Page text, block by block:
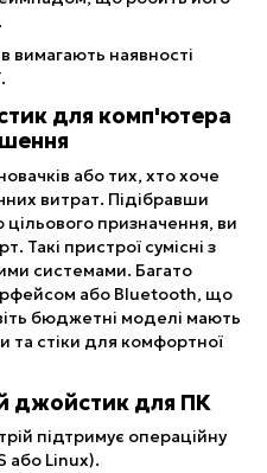
вимагають наявності
для комп'ютера
або тих, хто хоче
витрат. Підібравши
призначення, ви
Такі пристрої сумісні з
системами. Багато
або Bluetooth, що
бюджетні моделі мають
та стіки для комфортної
джойстик для ПК
підтримує операційну
або Linux).